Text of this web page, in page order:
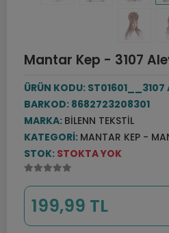
Mantar Kep - 3107
ÜRÜN KODU: ST01601__3107
BARKOD: 8682723208301
MARKA: BILENN TEKSTIL
KATEGORI: MANTAR KEP -
STOK: STOKTA YOK
199,99 TL